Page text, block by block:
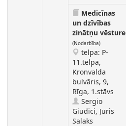
Medicīnas
un dzīvības
zinātņu vēsture
(Nodarbība)
telpa: P-
11.telpa,
Kronvalda
bulvāris, 9,
Rīga, 1.stāvs
Sergio
Giudici, Juris
Salaks